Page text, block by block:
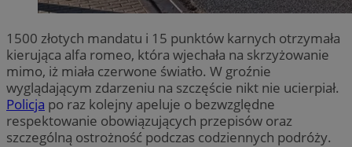
1500 złotych mandatu i 15 punktów karnych otrzymała
kierująca alfa romeo, która wjechała na skrzyżowanie
mimo, iż miała czerwone światło. W groźnie
wyglądającym zdarzeniu na szczęście nikt nie ucierpiał.
Policja po raz kolejny apeluje o bezwzględne
respektowanie obowiązujących przepisów oraz
szczególną ostrożność podczas codziennych podróży.